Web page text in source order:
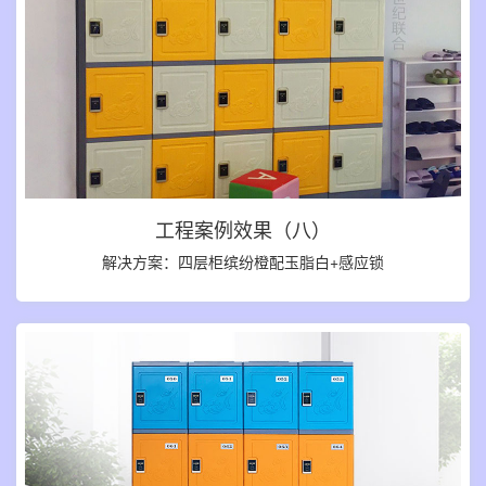
工程案例效果（八）
解决方案：四层柜缤纷橙配玉脂白+感应锁